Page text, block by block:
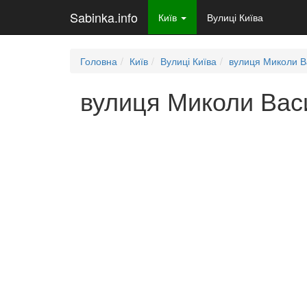
Sabinka.info Київ Вулиці Київа
Головна Київ Вулиці Київа вулиця Миколи
вулиця Миколи